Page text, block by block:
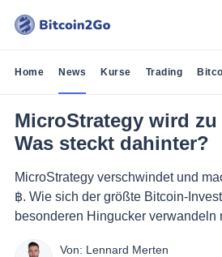
Home News Kurse Trading
MicroStrategy wird
Was steckt dahinter?
MicroStrategy verschwindet und
฿. Wie sich der größte Bitcoin-
besonderen Hingucker verwandeln
Von: Lennard Merten